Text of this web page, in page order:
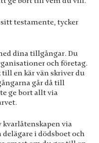
testamente, tycker
dina tillgångar. Du
och företag.
en kär vän skriver du
går då till
ge bort allt via
kvarlåtenskapen via
i dödsboet och